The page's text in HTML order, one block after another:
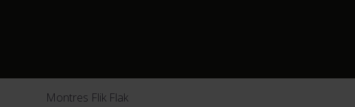
Montres Flik Flak